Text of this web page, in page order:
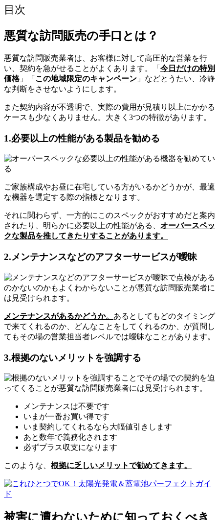
目次
悪質な訪問販売の手口とは？
悪質な訪問販売業者は、お客様に対して高圧的な営業を行
い、契約を急がせることがよくあります。「 今日だけの特別
価格」「 この地域限定のキャンペーン 」などとうたい、冷静
な判断をさせないようにします。
また契約内容が不透明で、実際の費用が見積り以上にかかる
ケースも少なくありません。大きく3つの特徴があります。
1.必要以上の性能がある製品を勧める
ご家族構成やお昼に在宅している方がいるかどうかが、最適
な機器を選定する際の指標となります。
それに関わらず、一方的にこのスペックがおすすめだと案内
されたり、明らかに必要以上の性能がある、 オーバースペッ
クな製品を推してきたりすることがあります。
2.メンテナンスなどのアフターサービスが曖昧
メンテナンスがあるかどうか。 あるとしてもどのタイミング
で来てくれるのか、どんなことをしてくれるのか、が質問し
てもその場の営業担当者レベルでは曖昧なことがあります。
3.根拠のないメリットを強調する
メンテナンスは不要です
いまが一番お買い得です
いま契約してくれるなら大幅値引きします
あと数年で義務化されます
必ずプラス収支になります
このような、 根拠に乏しいメリットで勧めてきます。
被害に遭わないために知っておくべき